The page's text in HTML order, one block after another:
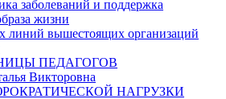
заболеваний и поддержка
жизни
линий вышестоящих организаций
ПЕДАГОГОВ
Викторовна
НАГРУЗКИ